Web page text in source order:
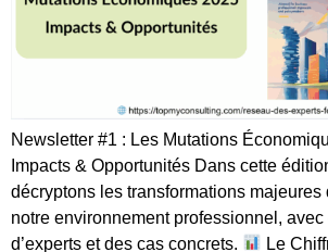
Newsletter #1 : Les Mutations
Impacts & Opportunités Dans cette
décryptons les transformations majeures
notre environnement professionnel,
d’experts et des cas concrets.
Le